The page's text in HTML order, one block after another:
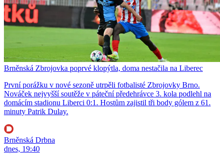
Brněnská Zbrojovka poprvé klopýtla, doma nestačila na Liberec
První porážku v nové sezoně utrpěli fotbalisté Zbrojovky Brno.
Nováček nejvyšší soutěže v páteční předehrávce 3. kola podlehl na
domácím stadionu Liberci 0:1. Hostům zajistil tři body gólem z 61.
minuty Patrik Dulay.
Brněnská Drbna
dnes, 19:40